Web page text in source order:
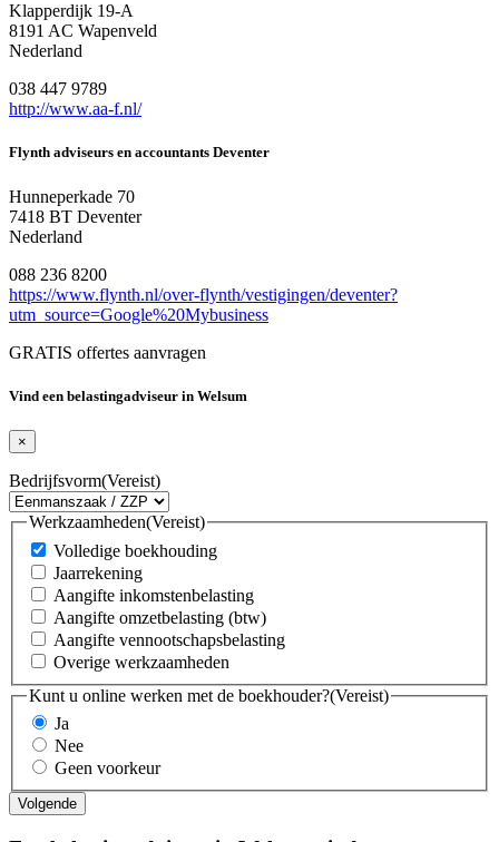
Klapperdijk 19-A
8191 AC Wapenveld
Nederland
038 447 9789
http://www.aa-f.nl/
Flynth adviseurs en accountants Deventer
Hunneperkade 70
7418 BT Deventer
Nederland
088 236 8200
https://www.flynth.nl/over-flynth/vestigingen/deventer?
utm_source=Google%20Mybusiness
GRATIS offertes aanvragen
Vind een belastingadviseur in Welsum
×
Bedrijfsvorm(Vereist)
Werkzaamheden(Vereist)
Volledige boekhouding
Jaarrekening
Aangifte inkomstenbelasting
Aangifte omzetbelasting (btw)
Aangifte vennootschapsbelasting
Overige werkzaamheden
Kunt u online werken met de boekhouder?(Vereist)
Ja
Nee
Geen voorkeur